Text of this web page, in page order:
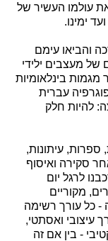
עולמו העשיר של
ימינו.
והביאו עימם
מעצבים ילידי
בינלאומיות
עברית
להיות חלק
ספרות, עיתונות,
סקירה ואיסוף
לרגל יום
לוגואים זכירים, מקוריים
- כל עורך רשימה
עיצובי ואסתטי,
- בין אם זה